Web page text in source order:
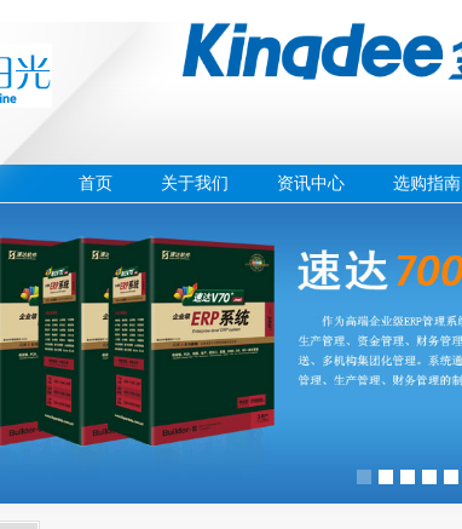
首页 关于我们 资讯中心 选购指南